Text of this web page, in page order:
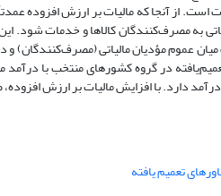
است. از آنجا که مالیات بر ارزش
به مصرف‌کنندگان کالاها و خدمات شود.
عموم مؤدیان مالیاتی (مصرف‌کنندگان) و
دارد. با افزایش مالیات بر ارزش
تعمیم یافته